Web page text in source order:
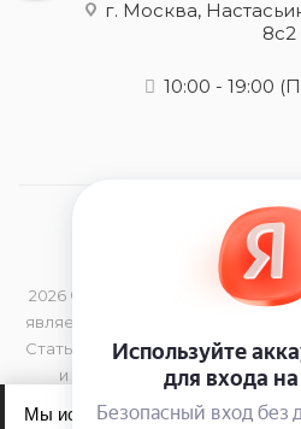
г. Москва,
8с2
10:00 - 19:00
2026 © Данный сайт носит
является публичной офертой,
Статьи 437 (2) Гражданского
и торговая марка
Мы используем файлы cookie,